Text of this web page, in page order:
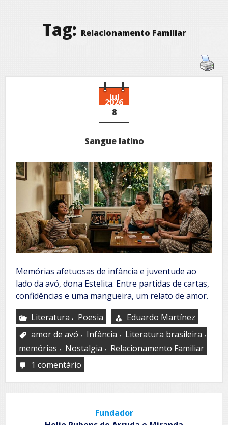
Tag: Relacionamento Familiar
jul
2026
8
Sangue latino
Memórias afetuosas de infância e juventude ao
lado da avó, dona Estelita. Entre partidas de cartas,
confidências e uma mangueira, um relato de amor.
Literatura , Poesia
Eduardo Martínez
amor de avó , Infância , Literatura brasileira ,
memórias , Nostalgia , Relacionamento Familiar
1 comentário
latino
Fundador